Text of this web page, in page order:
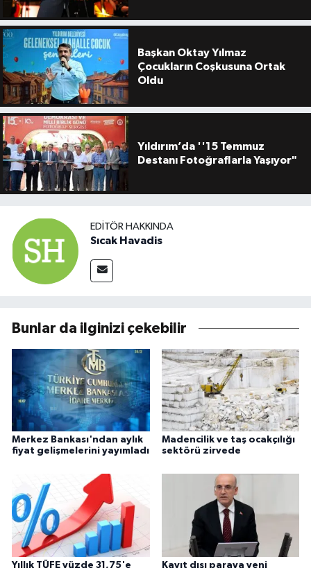
Başkan Oktay Yılmaz
Çocukların Coşkusuna Ortak
Oldu
Yıldırım’da ''15 Temmuz
Destanı Fotoğraflarla Yaşıyor"
EDITÖR HAKKINDA
Sıcak Havadis
Bunlar da ilginizi çekebilir
Merkez Bankası'ndan aylık
fiyat gelişmelerini yayımladı
Madencilik ve taş ocakçılığı
sektörü zirvede
Yıllık TÜFE yüzde 31,75'e
Kayıt dışı paraya yeni